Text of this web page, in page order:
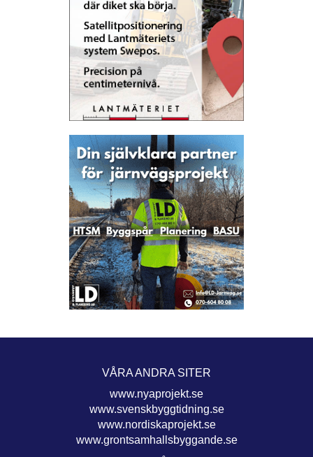
VÅRA ANDRA SITER
www.nyaprojekt.se
www.svenskbyggtidning.se
www.nordiskaprojekt.se
www.grontsamhallsbyggande.se